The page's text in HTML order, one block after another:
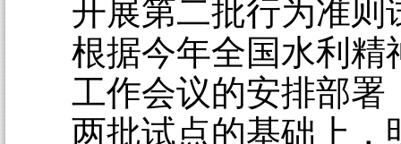
开展第二批行为准则
根据今年全国水利精
工作会议的安排部署
两批试点的基础上，